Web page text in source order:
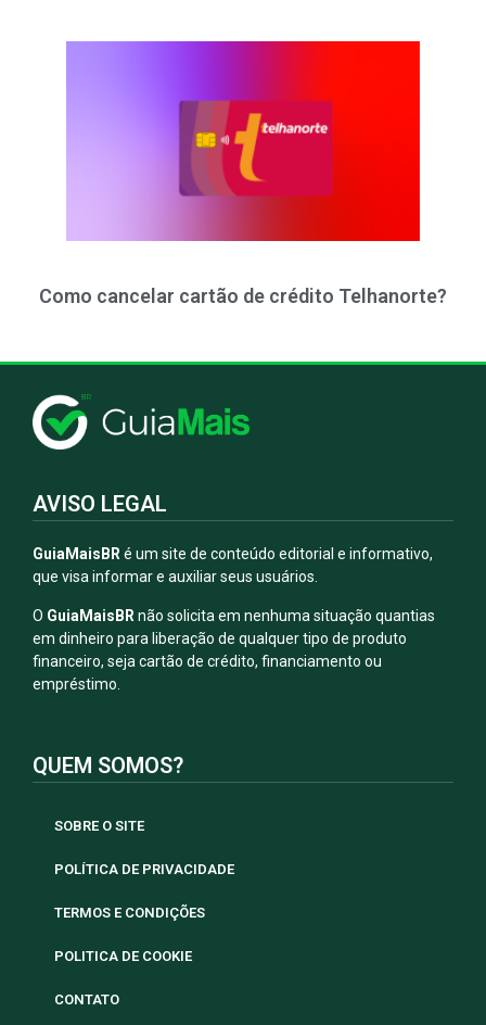
Como cancelar cartão de crédito Telhanorte?
AVISO LEGAL
GuiaMaisBR é um site de conteúdo editorial e informativo,
que visa informar e auxiliar seus usuários.
O GuiaMaisBR não solicita em nenhuma situação quantias
em dinheiro para liberação de qualquer tipo de produto
financeiro, seja cartão de crédito, financiamento ou
empréstimo.
QUEM SOMOS?
SOBRE O SITE
POLÍTICA DE PRIVACIDADE
TERMOS E CONDIÇÕES
POLITICA DE COOKIE
CONTATO